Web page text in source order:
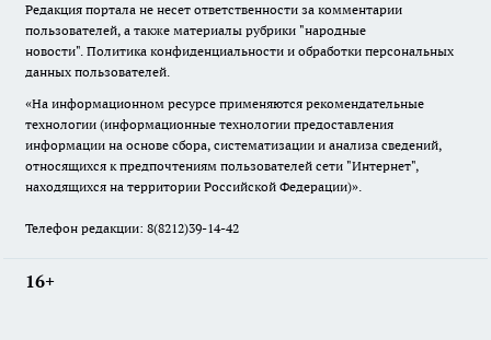
Редакция портала не несет ответственности за комментарии
пользователей, а также материалы рубрики "народные
новости". Политика конфиденциальности и обработки персональных
данных пользователей.
«На информационном ресурсе применяются рекомендательные
технологии (информационные технологии предоставления
информации на основе сбора, систематизации и анализа сведений,
относящихся к предпочтениям пользователей сети "Интернет",
находящихся на территории Российской Федерации)».
Телефон редакции: 8(8212)39-14-42
16+